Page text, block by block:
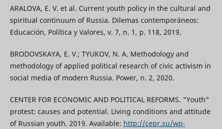
ARALOVA, E. V. et al. Current youth policy in the cultural and
spiritual continuum of Russia. Dilemas contemporáneos:
Educación, Política y Valores, v. 7, n. 1, p. 118, 2019.
BRODOVSKAYA, E. V.; TYUKOV, N. A. Methodology and
methodology of applied political research of civic activism in
social media of modern Russia. Power, n. 2, 2020.
CENTER FOR ECONOMIC AND POLITICAL REFORMS. "Youth"
protest: causes and potential. Living conditions and attitude
of Russian youth. 2019. Available: http://cepr.su/wp-